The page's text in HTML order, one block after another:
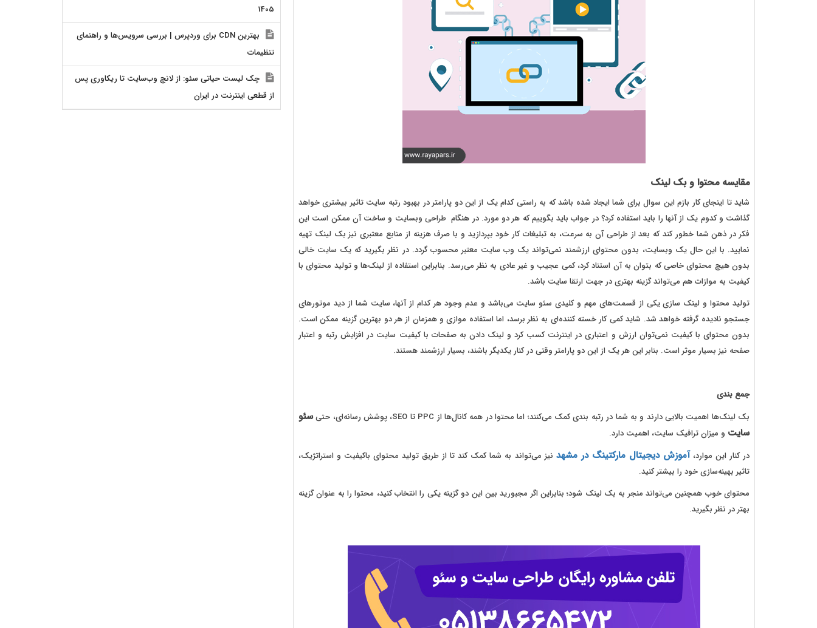
مقایسه محتوا و بک لینک
شاید تا اینجای کار بازم این سوال برای شما ایجاد شده باشد که به راستی کدام یک از این دو پارامتر در بهبود رتبه سایت تاثیر بیشتری خواهد
گذاشت و کدوم یک از آنها را باید استفاده کرد؟ در جواب باید بگوییم که هر دو مورد. در هنگام طراحی وبسایت و ساخت آن ممکن است این
فکر در ذهن شما خطور کند که بعد از طراحی آن به سرعت، به تبلیغات کار خود بپردازید و با صرف هزینه از منابع معتبری نیز بک لینک تهیه
نمایید. با این حال یک وبسایت، بدون محتوای ارزشمند نمی‌تواند یک وب سایت معتبر محسوب گردد. در نظر بگیرید که یک سایت خالی
بدون هیچ محتوای خاصی که بتوان به آن استناد کرد، کمی عجیب و غیر عادی به نظر می‌رسد. بنابراین استفاده از لینک‌ها و تولید محتوای با
کیفیت به موازات هم می‌تواند گزینه بهتری در جهت ارتقا سایت باشد.
تولید محتوا و لینک سازی یکی از قسمت‌های مهم و کلیدی سئو سایت می‌باشد و عدم وجود هر کدام از آنها، سایت شما از دید موتورهای
جستجو نادیده گرفته خواهد شد. شاید کمی کار خسته کننده‌ای به نظر برسد، اما استفاده موازی و همزمان از هر دو بهترین گزینه ممکن است.
بدون محتوای با کیفیت نمی‌توان ارزش و اعتباری در اینترنت کسب کرد و لینک دادن به صفحات با کیفیت سایت در افزایش رتبه و اعتبار
صفحه نیز بسیار موثر است. بنابر این هر یک از این دو پارامتر وقتی در کنار یکدیگر باشند، بسیار ارزشمند هستند.
جمع بندی
بک لینک‌ها اهمیت بالایی دارند و به شما در رتبه بندی کمک می‌کنند؛ اما محتوا در همه کانال‌ها از PPC تا SEO، پوشش رسانه‌ای، حتی
سئو
سایت و میزان ترافیک سایت، اهمیت دارد.
در کنار این موارد،آموزش دیجیتال مارکتینگ در مشهد نیز می‌تواند به شما کمک کند تا از طریق تولید محتوای باکیفیت و استراتژیک،
تاثیر بهینه‌سازی خود را بیشتر کنید.
محتوای خوب همچنین می‌تواند منجر به بک لینک شود؛ بنابراین اگر مجبورید بین این دو گزینه یکی را انتخاب کنید، محتوا را به عنوان گزینه
بهتر در نظر بگیرید.
1405
بهترین CDN برای وردپرس | بررسی سرویس‌ها و راهنمای
تنظیمات
چک لیست حیاتی سئو: از لانچ وب‌سایت تا ریکاوری پس
از قطعی اینترنت در ایران